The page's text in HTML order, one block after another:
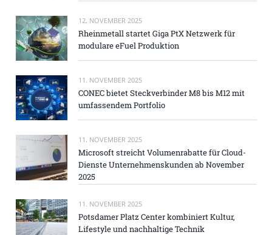
12. NOVEMBER 2025
Rheinmetall startet Giga PtX Netzwerk für
modulare eFuel Produktion
11. NOVEMBER 2025
CONEC bietet Steckverbinder M8 bis M12 mit
umfassendem Portfolio
11. NOVEMBER 2025
Microsoft streicht Volumenrabatte für Cloud-
Dienste Unternehmenskunden ab November
2025
11. NOVEMBER 2025
Potsdamer Platz Center kombiniert Kultur,
Lifestyle und nachhaltige Technik